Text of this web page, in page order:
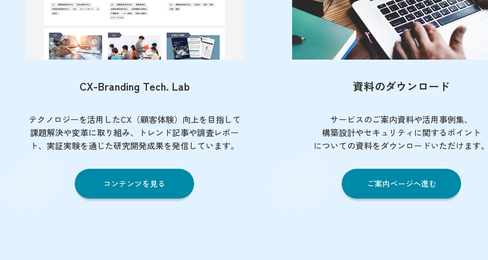
CX-Branding Tech. Lab
テクノロジーを活用したCX（顧客体験）向上を目指して
課題解決や変革に取り組み、トレンド記事や調査レポー
ト、実証実験を通じた研究開発成果を発信しています。
コンテンツを見る
資料のダウンロード
サービスのご案内資料や活用事例集、
構築設計やセキュリティに関するポイント
についての資料をダウンロードいただけます。
ご案内ページへ進む